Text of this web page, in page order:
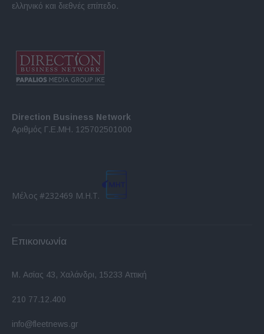
ελληνικό και διεθνές επίπεδο.
Direction Business Network
Αριθμός Γ.Ε.ΜΗ. 125702501000
Μέλος #232469 Μ.Η.Τ.
Επικοινωνία
Μ. Ασίας 43, Χαλάνδρι, 15233 Αττική
210 77.12.400
info@fleetnews.gr